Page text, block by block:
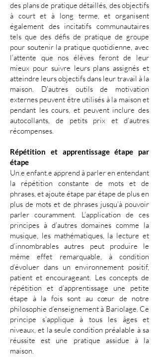
des plans de pratique détaillés, des objectifs
à court et à long terme, et organisent
également des incitatifs communautaires
tels que des défis de pratique de groupe
pour soutenir la pratique quotidienne, avec
l’attente que nos élèves feront de leur
mieux pour suivre leurs plans assignés et
atteindre leurs objectifs dans leur travail à la
maison. D’autres outils de motivation
externes peuvent être utilisés à la maison et
pendant les cours, et peuvent inclure des
autocollants, de petits prix et d’autres
récompenses.
Répétition et apprentissage étape par
étape
Un.e enfant.e apprend à parler en entendant
la répétition constante de mots et de
phrases, et ajoute étape par étape de plus en
plus de mots et de phrases jusqu’à pouvoir
parler couramment. L’application de ces
principes à d’autres domaines comme la
musique, les mathématiques, la lecture et
d’innombrables autres peut produire le
même effet remarquable, à condition
d’évoluer dans un environnement positif,
patient et encourageant. Les concepts de
répétition et d’apprentissage une petite
étape à la fois sont au cœur de notre
philosophie d’enseignement à Bariolage. Ce
principe s’applique à tous les âges et
niveaux, et la seule condition préalable à sa
réussite est une pratique assidue à la
maison.